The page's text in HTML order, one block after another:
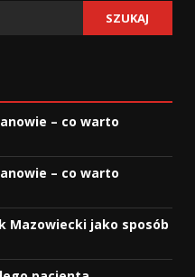
SZUKAJ
– co warto
– co warto
Mazowiecki jako sposób